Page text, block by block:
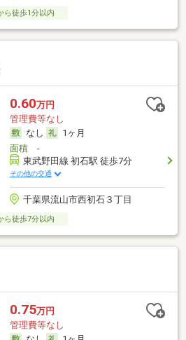
ら徒歩1分以内
0.60万円
管理費等なし
なし
1ヶ月
面積-
東武野田線 初石駅 徒歩7分
その他の交通
千葉県流山市西初石３丁目
ら徒歩7分以内
0.75万円
管理費等なし